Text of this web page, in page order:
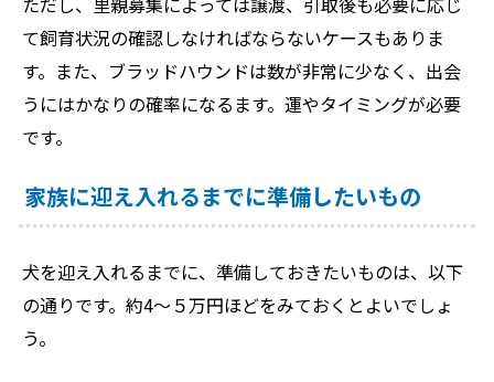
て飼育状況の確認しなければならないケースもありま
す。また、ブラッドハウンドは数が非常に少なく、出会
うにはかなりの確率になるます。運やタイミングが必要
です。
家族に迎え入れるまでに準備したいもの
犬を迎え入れるまでに、準備しておきたいものは、以下
の通りです。約4～５万円ほどをみておくとよいでしょ
う。